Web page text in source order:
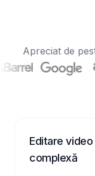
Apreciat de
Editare
complexă